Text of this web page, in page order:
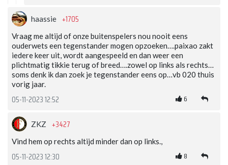
haassie +1705
Vraag me altijd of onze buitenspelers nou nooit eens
ouderwets een tegenstander mogen opzoeken….paixao zakt
iedere keer uit, wordt aangespeeld en dan weer een
plichtmatig tikkie terug of breed….zowel op links als rechts…
soms denk ik dan zoek je tegenstander eens op…vb 020 thuis
vorig jaar.
05-11-2023 12:52 6
ZKZ +3427
Vind hem op rechts altijd minder dan op links.,
05-11-2023 12:30 8